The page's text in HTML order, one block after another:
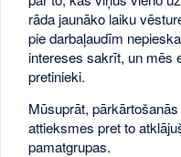
rāda jaunāko laiku
pie darbaļaudīm
intereses sakrīt, un mēs
pretinieki.
Mūsuprāt,
attieksmes pret to
pamatgrupas.